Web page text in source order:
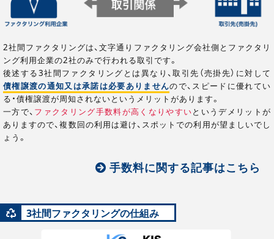
2社間ファクタリングは、文字通りファクタリング会社側とファクタリ
ング利用企業の2社のみで行われる取引です。
後述する3社間ファクタリングとは異なり、取引先（売掛先）に対して
債権譲渡の通知又は承諾は必要ありませんので、スピードに優れてい
る・債権譲渡が周知されないというメリットがあります。
一方で、 ファクタリング手数料が高くなりやすいというデメリットが
ありますので、複数回の利用は避け、スポットでの利用が望ましいでし
ょう。
手数料に関する記事はこちら
3社間ファクタリングの仕組み